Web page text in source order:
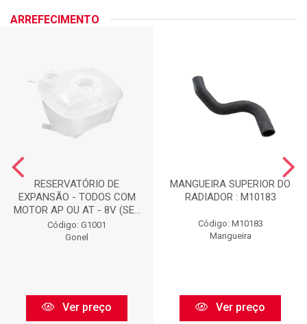
ARREFECIMENTO
RESERVATÓRIO DE
EXPANSÃO - TODOS COM
MOTOR AP OU AT - 8V (SE...
Código: G1001
Gonel
Ver preço
MANGUEIRA SUPERIOR DO
RADIADOR : M10183
Código: M10183
Mangueira
Ver preço